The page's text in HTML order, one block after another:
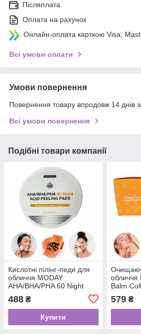
Післяплата
Оплата на рахунок
Онлайн-оплата карткою Visa,
Всі умови оплати
Умови повернення
Повернення товару впродовж 14 днів
Всі умови повернення
Подібні товари компанії
Кислотні пілінг-педи для
обличчя MODAY
AHA/BHA/PHA 60 Night
основі комплексу
органічних кислот 60 шт
488 ₴
Купити
обличчя
Balm
100 мл
579₴